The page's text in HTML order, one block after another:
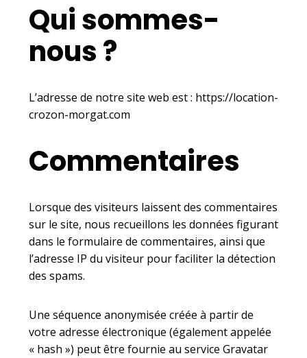
Qui sommes-
nous ?
L’adresse de notre site web est : https://location-
crozon-morgat.com
Commentaires
Lorsque des visiteurs laissent des commentaires
sur le site, nous recueillons les données figurant
dans le formulaire de commentaires, ainsi que
l’adresse IP du visiteur pour faciliter la détection
des spams.
Une séquence anonymisée créée à partir de
votre adresse électronique (également appelée
« hash ») peut être fournie au service Gravatar